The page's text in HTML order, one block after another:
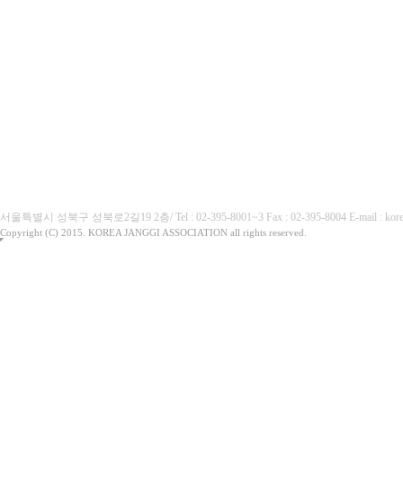
서울특별시 성북구 성북로2길19 2층/ Tel : 02-395-8001~3 Fax : 02-395-8004 E-mail :
Copyright (C) 2015. KOREA JANGGI ASSOCIATION all rights reserved.